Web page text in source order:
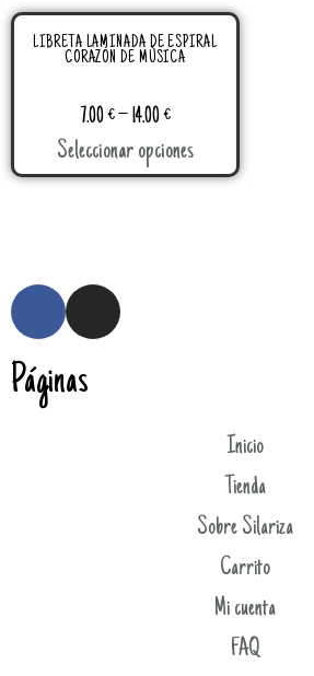
LIBRETA LAMINADA DE ESPIRAL
CORAZÓN DE MÚSICA
7.00€–14.00€
Seleccionar opciones
Páginas
Inicio
Tienda
Sobre Silariza
Carrito
Mi cuenta
FAQ